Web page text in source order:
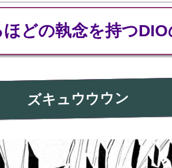
どの執念を持つ
ズキュウウウン